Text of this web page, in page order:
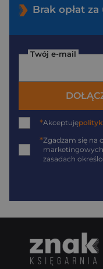
Brak opłat
Twój e-mail
*Akceptuję
*Zgadzam się na
zasadach